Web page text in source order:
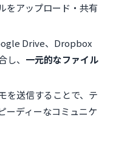
をアップロード・共有
Drive、Dropbox
、 一元的なファイル
を送信することで、テ
ーディーなコミュニケ